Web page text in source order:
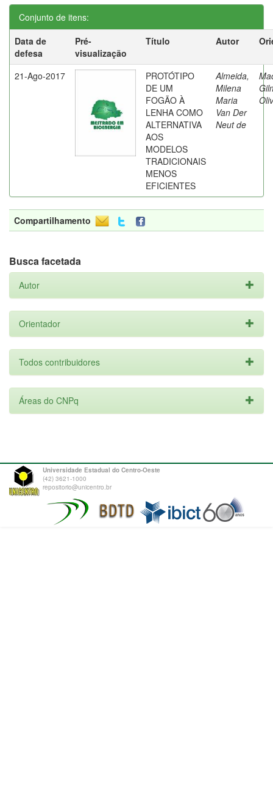
Conjunto de itens:
Data de
defesa
Pré-
visualização
Título Autor
21-Ago-2017
PROTÓTIPO
DE UM
FOGÃO À
LENHA COMO
ALTERNATIVA
AOS
MODELOS
TRADICIONAIS
MENOS
EFICIENTES
Almeida,
Milena
Maria
Van Der
Neut de
Compartilhamento
Busca facetada
Autor
Orientador
Todos contribuidores
Áreas do CNPq
Universidade Estadual do Centro-Oeste
(42) 3621-1000
repositorio@unicentro.br